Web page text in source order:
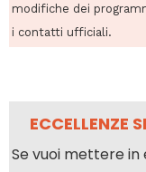
modifiche dei
i contatti ufficiali.
ECCELLENZE
Se vuoi mettere in